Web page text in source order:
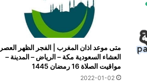
متى موعد اذان المغرب | الفجر الظهر العصر
العشاء السعودية مكة – الرياض – المدينة –
مواقيت الصلاة 16 رمضان 1445
2022-01-02